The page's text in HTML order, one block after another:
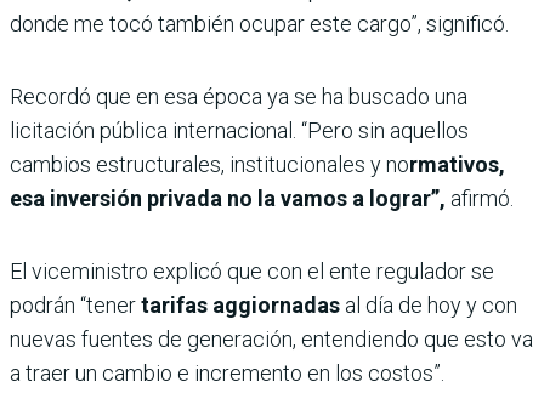
donde me tocó también ocupar este cargo”, significó.
Recordó que en esa época ya se ha buscado una
licitación pública internacional. “Pero sin aquellos
cambios estructurales, institucionales y normativos,
esa inversión privada no la vamos a lograr”, afirmó.
El viceministro explicó que con el ente regulador se
podrán “tenertarifas aggiornadas al día de hoy y con
nuevas fuentes de generación, entendiendo que esto va
a traer un cambio e incremento en los costos”.